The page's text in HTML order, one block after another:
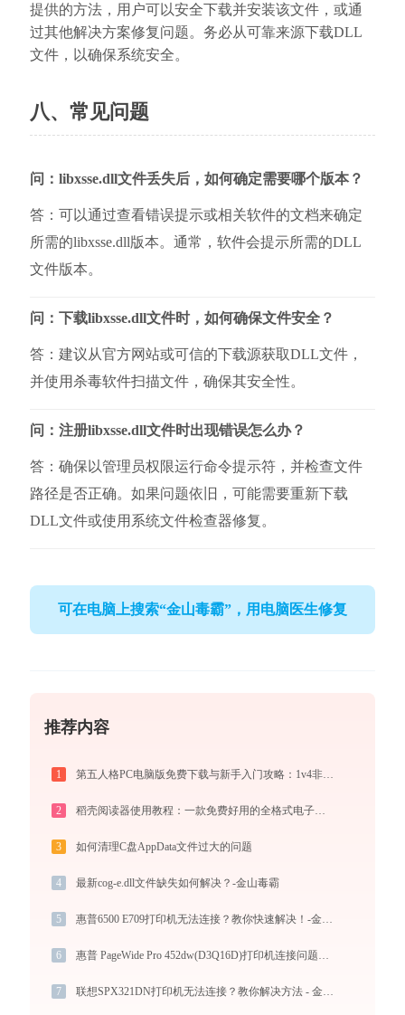
提供的方法，用户可以安全下载并安装该文件，或通
过其他解决方案修复问题。务必从可靠来源下载DLL
文件，以确保系统安全。
八、常见问题
问：libxsse.dll文件丢失后，如何确定需要哪个版本？
答：可以通过查看错误提示或相关软件的文档来确定
所需的libxsse.dll版本。通常，软件会提示所需的DLL
文件版本。
问：下载libxsse.dll文件时，如何确保文件安全？
答：建议从官方网站或可信的下载源获取DLL文件，
并使用杀毒软件扫描文件，确保其安全性。
问：注册libxsse.dll文件时出现错误怎么办？
答：确保以管理员权限运行命令提示符，并检查文件
路径是否正确。如果问题依旧，可能需要重新下载
DLL文件或使用系统文件检查器修复。
可在电脑上搜索“金山毒霸”，用电脑医生修复
推荐内容
1 第五人格PC电脑版免费下载与新手入门攻略：1v4非对称竞技的极致体验
2 稻壳阅读器使用教程：一款免费好用的全格式电子书与文档阅读神器
3 如何清理C盘AppData文件过大的问题
4 最新cog-e.dll文件缺失如何解决？-金山毒霸
5 惠普6500 E709打印机无法连接？教你快速解决！-金山毒霸
6
7 联想SPX321DN打印机无法连接？教你解决方法 - 金山毒霸